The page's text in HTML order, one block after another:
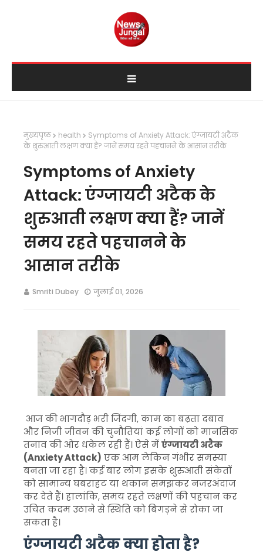
मुख्यपृष्ठ health
Symptoms of Anxiety Attack: एंग्जायटी अटैक
के शुरुआती लक्षण क्या हैं? जानें समय रहते पहचानने के आसान तरीके
Symptoms of Anxiety
Attack: एंग्जायटी अटैक के
शुरुआती लक्षण क्या हैं? जानें
समय रहते पहचानने के
आसान तरीके
Smriti Dubey जुलाई 01, 2026
आज की भागदौड़ भरी जिंदगी, काम का बढ़ता दबाव
और निजी जीवन की चुनौतियां कई लोगों को मानसिक
तनाव की ओर धकेल रही हैं। ऐसे मेंएंग्जायटी अटैक
(Anxiety Attack) एक आम लेकिन गंभीर समस्या
बनता जा रहा है। कई बार लोग इसके शुरुआती संकेतों
को सामान्य घबराहट या थकान समझकर नजरअंदाज
कर देते हैं। हालांकि, समय रहते लक्षणों की पहचान कर
उचित कदम उठाने से स्थिति को बिगड़ने से रोका जा
सकता है।
एंग्जायटी अटैक क्या होता है?